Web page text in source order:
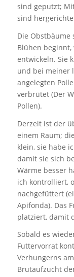
sind geputzt;
sind
Die Obstbäume
Blühen beginnt,
entwickeln. Sie
und bei meiner
angelegten
verbrütet (Der
Pollen).
Derzeit ist der
einem Raum;
klein, sie habe
damit sie sich
Wärme besser
ich kontrolliert,
nachgefüttert
Apifonda). Das
platziert, damit
Sobald es
Futtervorrat
Verhungerns
Brutaufzucht